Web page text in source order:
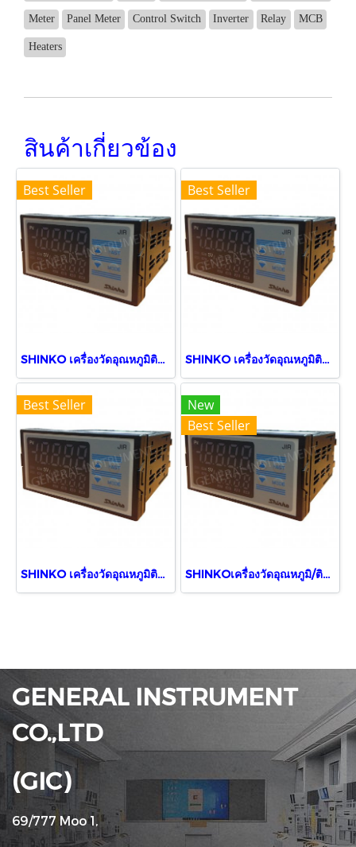
Meter Panel Meter Control Switch Inverter Relay MCB
Heaters
สินค้าเกี่ยวข้อง
Best Seller
SHINKO เครื่องวัดอุณหภูมิติดแผง JIR-301-M, BK,TA (5 Digits)
Best Seller
SHINKO เครื่องวัดอุณหภูมิติดแผง JIR-301-M, BK
Best Seller
SHINKO เครื่องวัดอุณหภูมิติดแผง JIR-301-M, 1, BK, TA(0-20)
New
Best Seller
SHINKOเครื่องวัดอุณหภูมิ/ติดแผง JIR-301-M, BK, P24
GENERAL INSTRUMENT
CO.,LTD
(GIC)
69/777 Moo 1,